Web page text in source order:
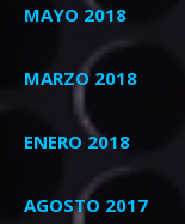
MAYO 2018
MARZO 2018
ENERO 2018
AGOSTO 2017